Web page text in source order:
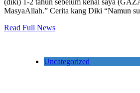
(diki) 1-2 tahun sebelum kenal saya
MasyaAllah.” Cerita kang Diki “Namun
Read Full News
Uncategorized